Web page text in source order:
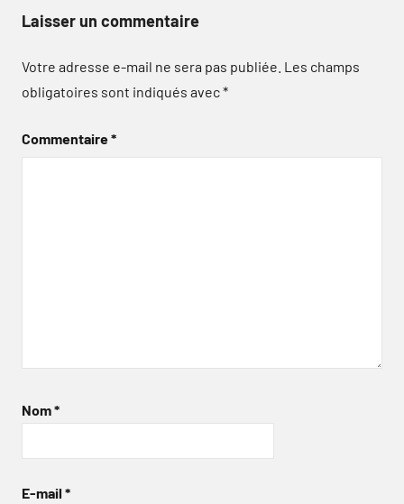
Laisser un commentaire
Votre adresse e-mail ne sera pas publiée. Les champs
obligatoires sont indiqués avec*
Commentaire*
Nom*
E-mail *